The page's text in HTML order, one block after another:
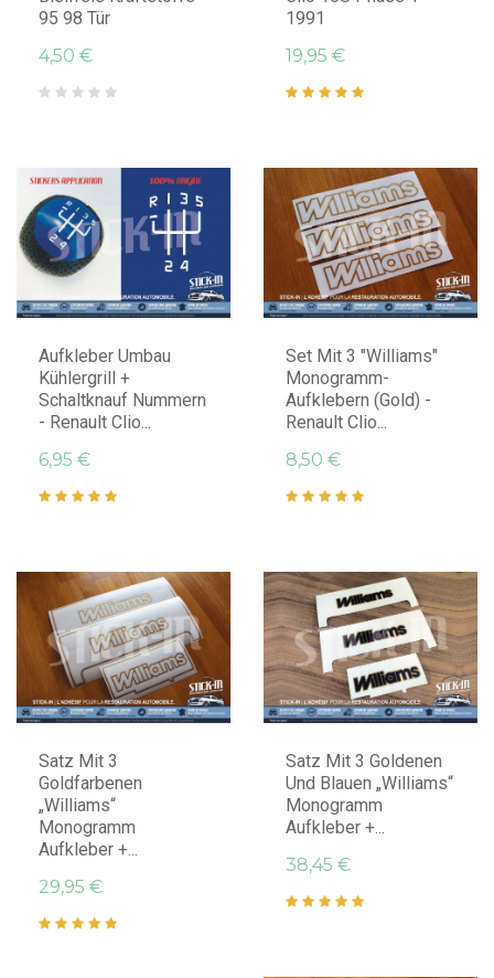
95 98 Tür
4,50 €
1991
19,95 €
Aufkleber Umbau
Kühlergrill +
Schaltknauf Nummern
- Renault Clio...
6,95 €
Set Mit 3 "Williams"
Monogramm-
Aufklebern (Gold) -
Renault Clio...
8,50 €
Satz Mit 3
Goldfarbenen
„Williams“
Monogramm
Aufkleber +...
29,95 €
Satz Mit 3 Goldenen
Und Blauen „Williams“
Monogramm
Aufkleber +...
38,45 €